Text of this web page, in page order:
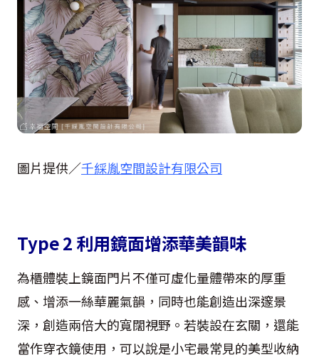
圖片提供／千綵胤空間設計有限公司
Type 2 利用鏡面增添華美韻味
為櫃體裝上鏡面門片不僅可虛化量體帶來的厚重
感、增添一絲華麗氣韻，同時也能創造出深邃景
深，創造兩倍大的寬闊視野。若裝設在玄關，還能
當作穿衣鏡使用，可以說是小宅最常見的美型收納